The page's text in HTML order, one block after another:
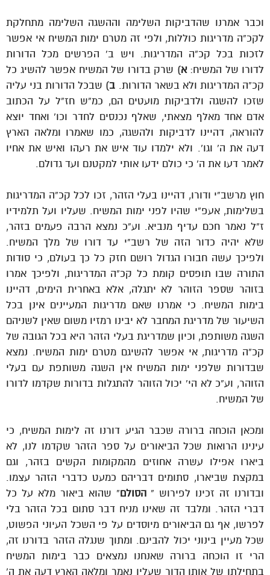
וכבר אמרנו שהדביקות השלימה וההשגה השלימה מתחלקת
לקכ”ה מדריגות כוללות, ולפי זה מטרם ימות המשיח אי אפשר
לזכות בכל קכ”ה המדריגות. ויש ב’ הפרשים מכל הדורות
לדורו של המשיח:א) שרק בדורו של המשיח אפשר להשיג כל
קכ”ה המדריגות ולא בשאר הדורות. ב) שבכל הדורות בני עליה
שזכו להשגה ולדביקות מועטים הם, כמ”ש חז”ל על הכתוב
אדם אחד מאלף מצאתי, שאלף נכנסים לחדר וכו’ ואחד יוצא
להוראה, דהיינו לדביקות ולהשגה, כמו שאמרו ומלאה הארץ
דעה את ה’ וגו’. ולא ילמדו עוד איש את רעהו ואיש את אחיו
לאמר דעו את ה’ כי כולם ידעו אותי למקטנם ועד גדולם.
חוץ מרשב”י ודורו, דהיינו בעלי הזהר, זכו לכל קכ”ה המדריגות
בשלימות, אעפ”י שהיו לפני ימות המשיח. שעליו ועל תלמידיו
ז”ל נאמר חכם עדיף מנביא. וע”כ נמצא הרבה פעמים בזהר,
שלא יהיה כדור הזה של רשב”י עד דורו של מלך המשיח.
ולפיכך עשה חבורו הגדול רושם חזק כל כך בעולם, כי סודות
התורה שבו תופסים קומת כל קכ”ה המדריגות, ולפיכך אמרו
בזוהר שספר הזוהר לא יתגלה, אלא באחרית הימים, דהיינו
בימות המשיח. כי אמרנו שאם מדריגות המעיינים אינן בכל
השיעור של מדריגת המחבר לא יבינו רמזיו משום שאין לשניהם
השגה משותפת, וכיון שמדריגת בעלי הזהר היא בכל הגובה של
קכ”ה מדריגות, אי אפשר להשיגם מטרם ימות המשיח. נמצא
שבדורות שלפני ימות המשיח אין השגה משותפת עם בעלי
הזוהר, וע”כ לא הי’ יכול הזוהר להתגלות בדורות שקדמו לדורו
של המשיח.
ומכאן הוכחה ברורה שכבר הגיע דורנו זה לימות המשיח, כי
עינינו הרואות שכל הביאורים על ספר הזהר שקדמו לנו, לא
ביארו אפילו עשרה אחוזים מהמקומות הקשים בזהר, וגם
במקצת שביארו, סתומים דבריהם כמעט כדברי הזהר עצמו.
ובדורנו זה זכינו לפירוש ”הסולם” שהוא ביאור מלא על כל
דברי הזהר. ומלבד זה שאינו מניח דבר סתום בכל הזהר בלי
לפרשו, אף גם הביאורים מיוסדים על פי השכל העיוני הפשוט,
שכל מעיין בינוני יכול להבינם. ומתוך שנגלה הזהר בדורנו זה,
הרי זו הוכחה ברורה שאנחנו נמצאים כבר בימות המשיח
בתחילתו של אותו הדור שעליו נאמר ומלאה הארץ דעה את ה’